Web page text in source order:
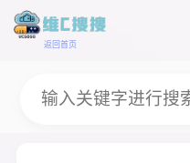
返回首页